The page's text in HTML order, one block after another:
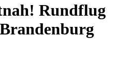
Rundflug